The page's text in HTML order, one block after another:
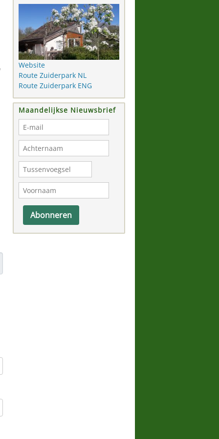
Website
Route Zuiderpark NL
Route Zuiderpark ENG
Maandelijkse Nieuwsbrief
Abonneren